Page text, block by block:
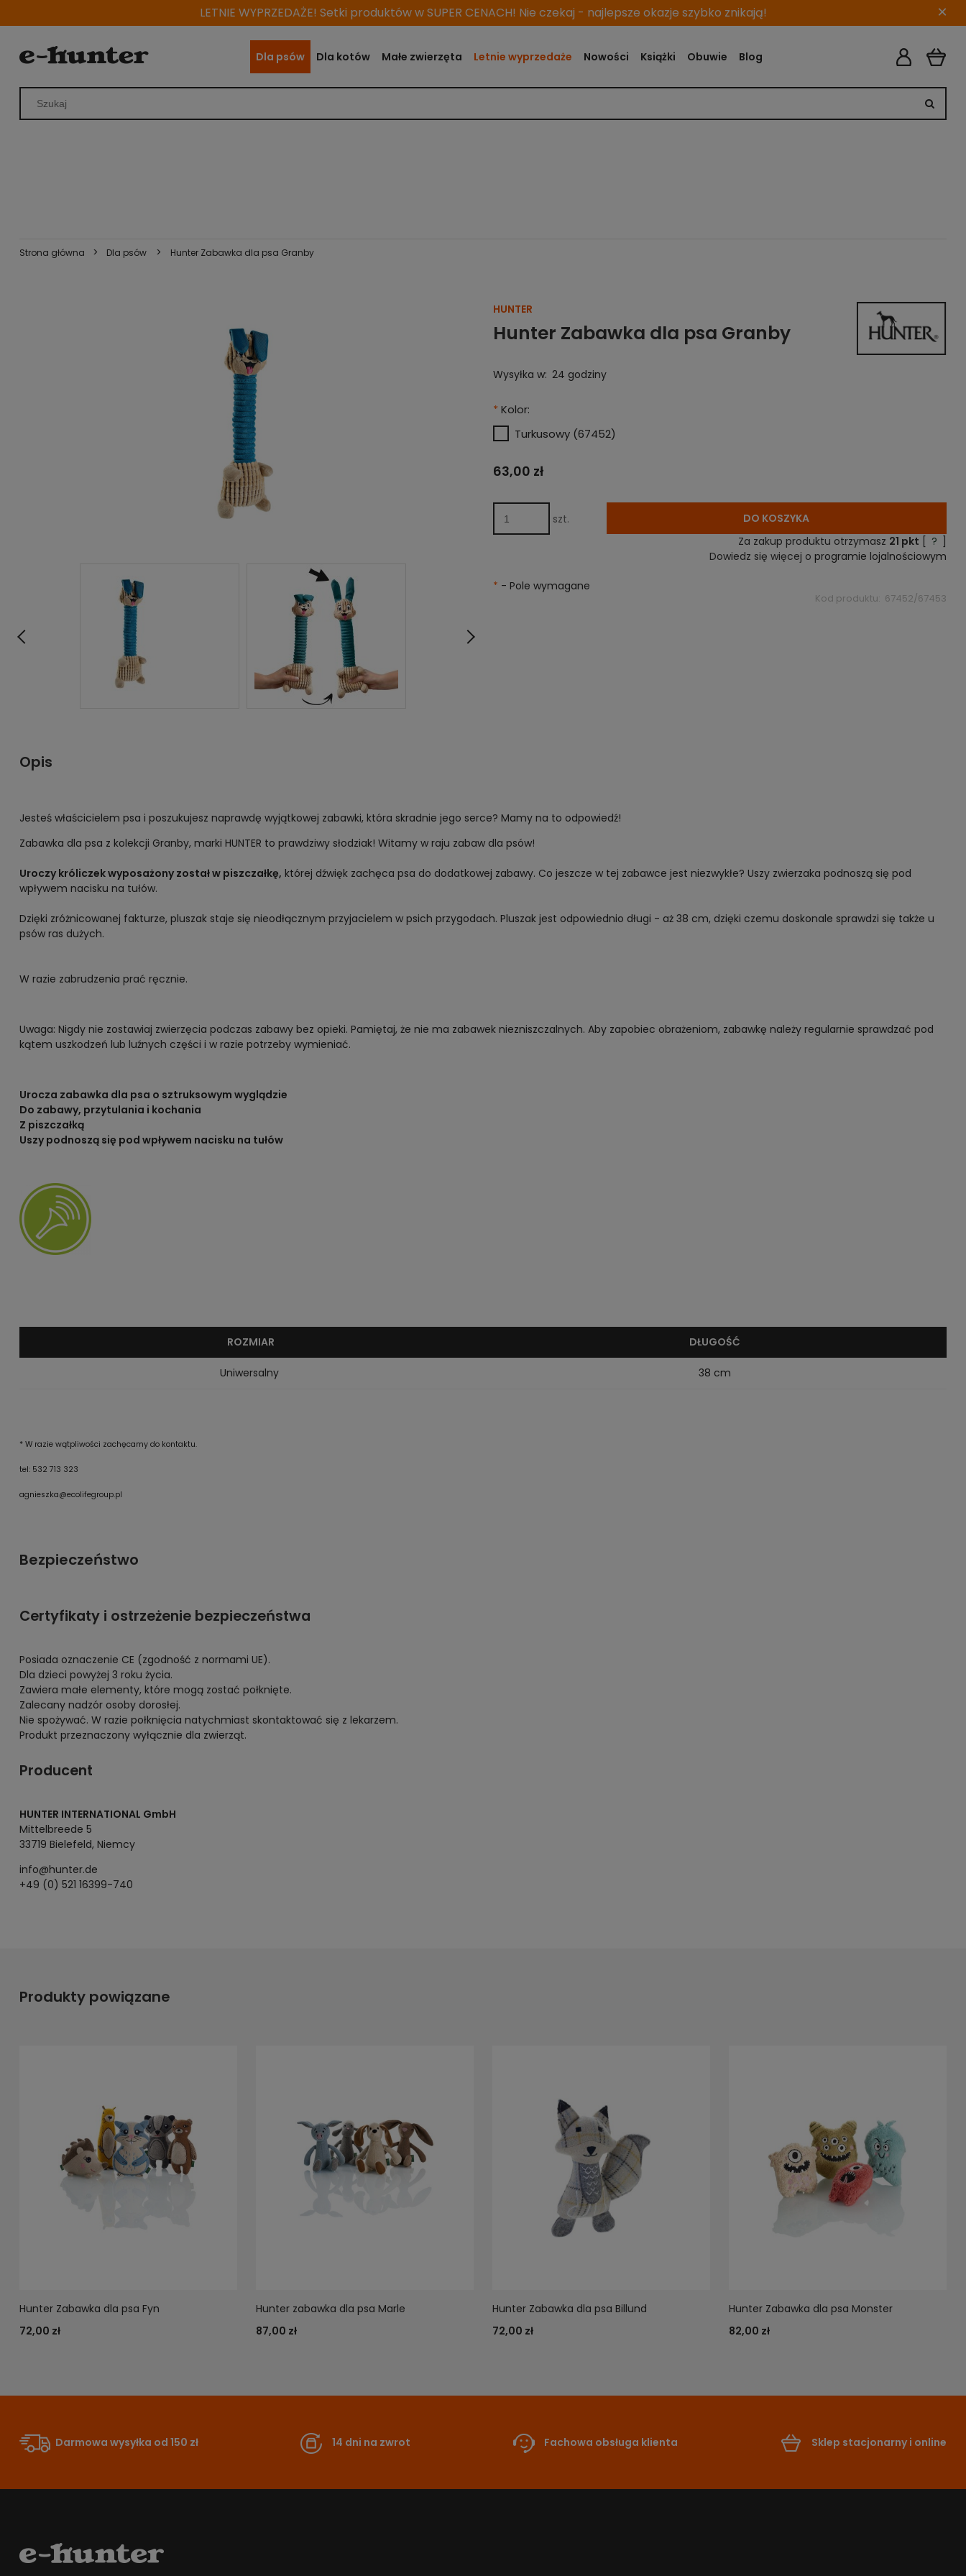
LETNIE WYPRZEDAŻE! Setki produktów w SUPER CENACH! Nie czekaj - najlepsze okazje szybko znikają! ×
Dla psów Dla kotów Małe zwierzęta Letnie wyprzedaże Nowości Książki Obuwie Blog
Strona główna > Dla psów > Hunter Zabawka dla psa Granby
HUNTER
Hunter Zabawka dla psa Granby
Wysyłka w: 24 godziny
* Kolor:
Turkusowy (67452)
63,00 zł
szt.
DO KOSZYKA
Za zakup produktu otrzymasz 21 pkt ?
Dowiedz się więcej oprogramie lojalnościowym
* - Pole wymagane
Kod produktu: 67452/67453
Opis
Jesteś właścicielem psa i poszukujesz naprawdę wyjątkowej zabawki, która skradnie jego serce? Mamy na to odpowiedź!
Zabawka dla psa z kolekcji Granby, marki HUNTER to prawdziwy słodziak! Witamy w raju zabaw dla psów!
Uroczy króliczek wyposażony został w piszczałkę, której dźwięk zachęca psa do dodatkowej zabawy. Co jeszcze w tej zabawce jest niezwykłe? Uszy zwierzaka podnoszą się pod
wpływem nacisku na tułów.
Dzięki zróżnicowanej fakturze, pluszak staje się nieodłącznym przyjacielem w psich przygodach. Pluszak jest odpowiednio długi - aż 38 cm, dzięki czemu doskonale sprawdzi się także u
psów ras dużych.
W razie zabrudzenia prać ręcznie.
Uwaga: Nigdy nie zostawiaj zwierzęcia podczas zabawy bez opieki. Pamiętaj, że nie ma zabawek niezniszczalnych. Aby zapobiec obrażeniom, zabawkę należy regularnie sprawdzać pod
kątem uszkodzeń lub luźnych części i w razie potrzeby wymieniać.
Urocza zabawka dla psa o sztruksowym wyglądzie
Do zabawy, przytulania i kochania
Z piszczałką
Uszy podnoszą się pod wpływem nacisku na tułów
ROZMIAR DŁUGOŚĆ
Uniwersalny 38 cm
* W razie wątpliwości zachęcamy do kontaktu.
tel: 532 713 323
agnieszka@ecolifegroup.pl
Bezpieczeństwo
Certyfikaty i ostrzeżenie bezpieczeństwa
Posiada oznaczenie CE (zgodność z normami UE).
Dla dzieci powyżej 3 roku życia.
Zawiera małe elementy, które mogą zostać połknięte.
Zalecany nadzór osoby dorosłej.
Nie spożywać. W razie połknięcia natychmiast skontaktować się z lekarzem.
Produkt przeznaczony wyłącznie dla zwierząt.
Producent
HUNTER INTERNATIONAL GmbH
Mittelbreede 5
33719 Bielefeld, Niemcy
info@hunter.de
+49 (0) 521 16399-740
Produkty powiązane
Hunter Zabawka dla psa Fyn
72,00 zł
Hunter zabawka dla psa Marle
87,00 zł
Hunter Zabawka dla psa Billund
72,00 zł
Hunter Zabawka dla psa Monster
82,00 zł
Darmowa wysyłka od 150 zł 14 dni na zwrot Fachowa obsługa klienta Sklep stacjonarny i online